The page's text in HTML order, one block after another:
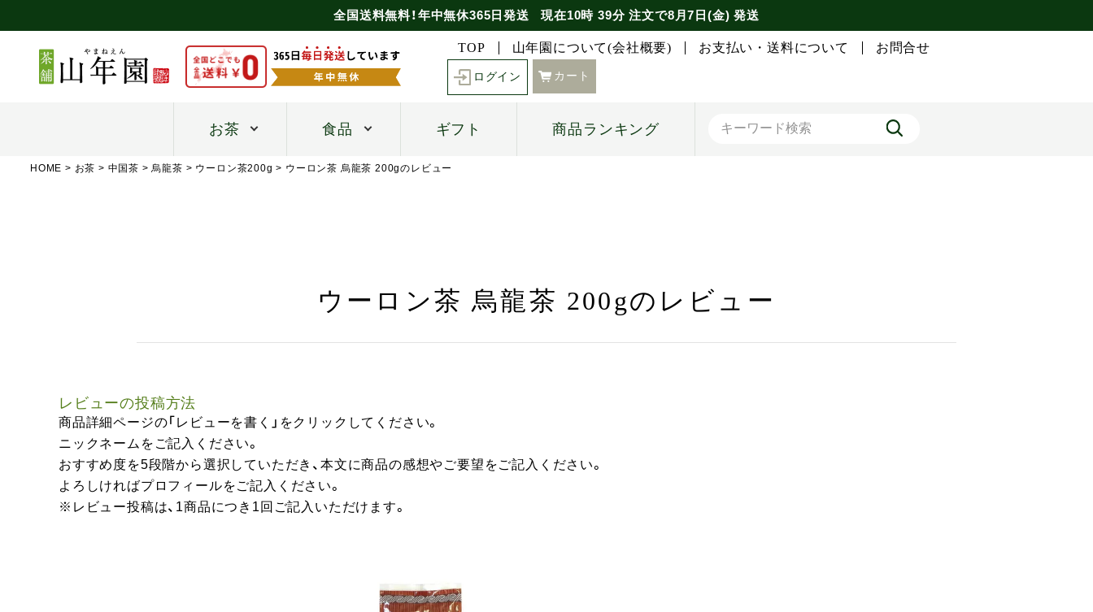
全国送料無料！年中無休365日発送 現在10時 39分注文で8月7日(金) 発送
TOP 山年園について(会社概要) お支払い・送料について お問合せ
ログイン カート
お茶 食品 ギフト 商品ランキング
HOME お茶 中国茶 烏龍茶 ウーロン茶200g ウーロン茶 烏龍茶 200gのレビュー
ウーロン茶 烏龍茶 200gのレビュー
レビューの投稿方法
商品詳細ページの「レビューを書く」をクリックしてください。
ニックネームをご記入ください。
おすすめ度を5段階から選択していただき、本文に商品の感想やご要望をご記入ください。
よろしければプロフィールをご記入ください。
※レビュー投稿は、1商品につき1回ご記入いただけます。